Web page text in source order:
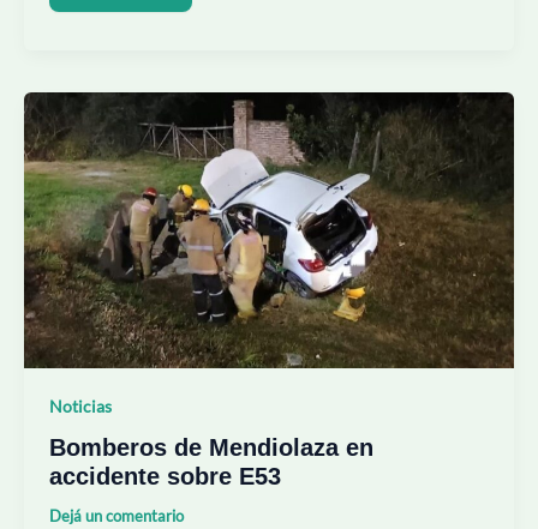
Noticias
Bomberos de Mendiolaza en
accidente sobre E53
Dejá un comentario
Bomberos
Mendiolaza
en
accidente
sobre
E53